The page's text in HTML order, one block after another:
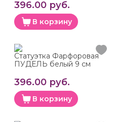
396.00 руб.
В корзину
Статуэтка Фарфоровая
ПУДЕЛЬ белый 9 см
396.00 руб.
В корзину